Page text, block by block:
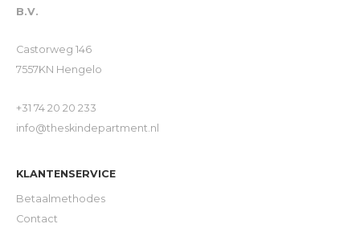
B.V.
Castorweg 146
7557KN Hengelo
+31 74 20 20 233
info@theskindepartment.nl
KLANTENSERVICE
Betaalmethodes
Contact